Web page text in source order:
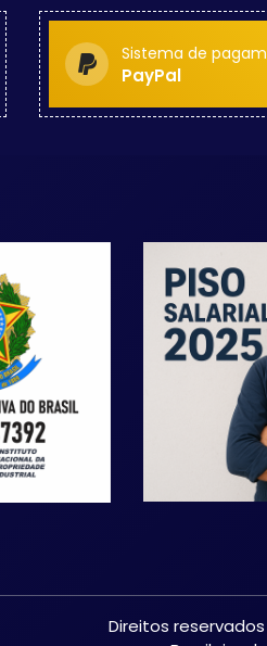
Sistema de
PayPal
Direitos